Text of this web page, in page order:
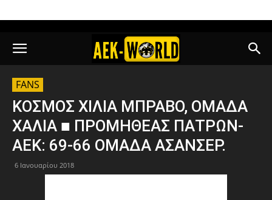
FANS
ΚΟΣΜΟΣ ΧΙΛΙΑ ΜΠΡΑΒΟ, ΟΜΑΔΑ
ΧΑΛΙΑ ■ ΠΡΟΜΗΘΕΑΣ ΠΑΤΡΩΝ-
ΑΕΚ: 69-66 ΟΜΑΔΑ ΑΣΑΝΣΕΡ.
6 Ιανουαρίου 2018